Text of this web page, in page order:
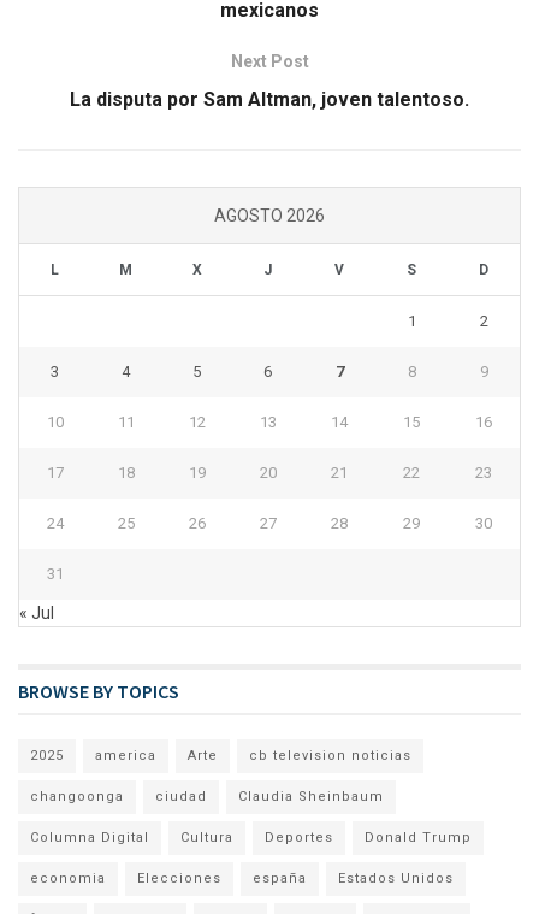
mexicanos
Next Post
La disputa por Sam Altman, joven talentoso.
AGOSTO 2026
L M X J V S D
1 2
3 4 5 6 7 8 9
10 11 12 13 14 15 16
17 18 19 20 21 22 23
24 25 26 27 28 29 30
31
« Jul
BROWSE BY TOPICS
2025 america Arte cb television noticias
changoonga ciudad Claudia Sheinbaum
Columna Digital Cultura Deportes Donald Trump
economia Elecciones españa Estados Unidos